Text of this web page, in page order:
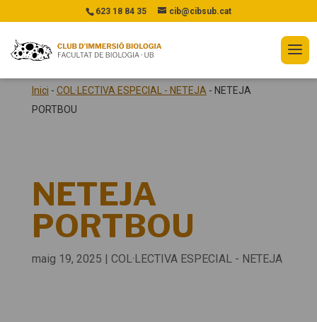
623 18 84 35 cib@cibsub.cat
Inici - COL·LECTIVA ESPECIAL - NETEJA - NETEJA
PORTBOU
NETEJA
PORTBOU
maig 19, 2025 | COL·LECTIVA ESPECIAL - NETEJA